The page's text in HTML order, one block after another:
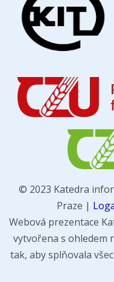
© 2023 Katedra
Praze |
Webová prezentace
vytvořena s ohledem
tak, aby splňovala